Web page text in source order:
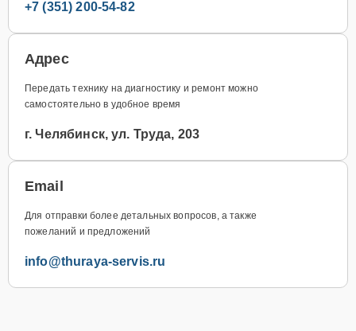
+7 (351) 200-54-82
Адрес
Передать технику на диагностику и ремонт можно
самостоятельно в удобное время
г. Челябинск, ул. Труда, 203
Email
Для отправки более детальных вопросов, а также
пожеланий и предложений
info@thuraya-servis.ru